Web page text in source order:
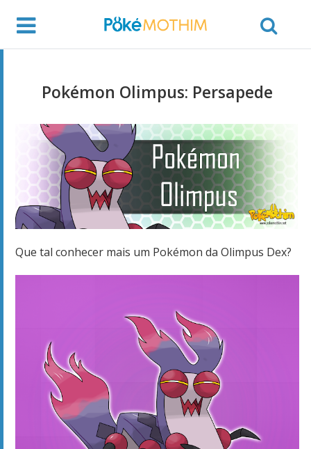
Pokémon Olimpus: Persapede
Que tal conhecer mais um Pokémon da Olimpus Dex?